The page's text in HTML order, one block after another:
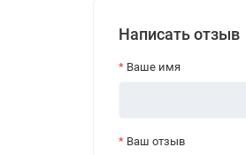
Написать отзыв
Ваше имя
Ваш отзыв